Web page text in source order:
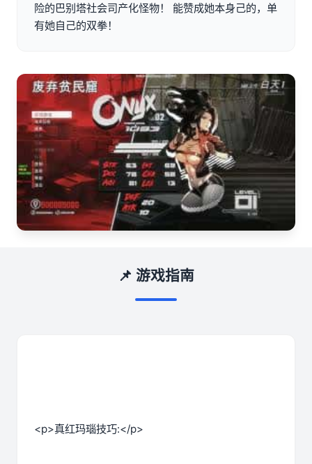
险的巴别塔社会司产化怪物！ 能赞成她本身己的，单
有她自己的双拳！
📌 游戏指南
<p>真红玛瑙技巧:</p>